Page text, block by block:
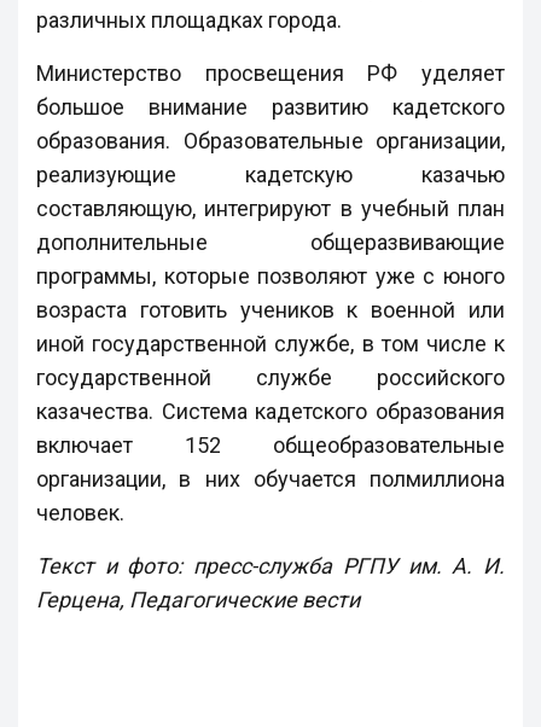
различных площадках города.
Министерство просвещения РФ уделяет
большое внимание развитию кадетского
образования. Образовательные организации,
реализующие кадетскую казачью
составляющую, интегрируют в учебный план
дополнительные общеразвивающие
программы, которые позволяют уже с юного
возраста готовить учеников к военной или
иной государственной службе, в том числе к
государственной службе российского
казачества. Система кадетского образования
включает 152 общеобразовательные
организации, в них обучается полмиллиона
человек.
Текст и фото: пресс-служба РГПУ им. А. И.
Герцена, Педагогические вести